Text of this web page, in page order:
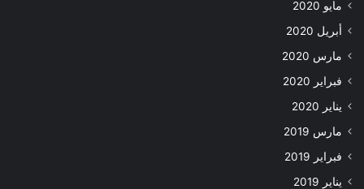
مايو 2020
أبريل 2020
مارس 2020
فبراير 2020
يناير 2020
مارس 2019
فبراير 2019
يناير 2019